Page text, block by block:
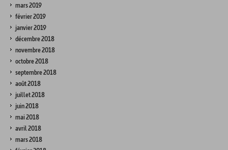
mars 2019
février 2019
janvier 2019
décembre 2018
novembre 2018
octobre 2018
septembre 2018
août 2018
juillet 2018
juin 2018
mai 2018
avril 2018
mars 2018